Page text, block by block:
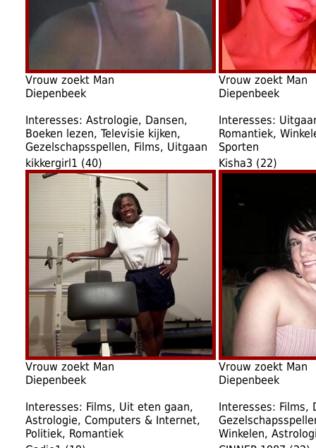
Vrouw zoekt Man
Diepenbeek
Interesses: Astrologie, Dansen,
Boeken lezen, Televisie kijken,
Gezelschapsspellen, Films, Uitgaan
Vrouw zoekt Man
Diepenbeek
Interesses:
Romantiek,
Sporten
kikkergirl1 (40)
Vrouw zoekt Man
Diepenbeek
Interesses: Films, Uit eten gaan,
Astrologie, Computers & Internet,
Politiek, Romantiek
Kisha3 (22)
Vrouw zoekt Man
Diepenbeek
Interesses: Films,
Winkelen,